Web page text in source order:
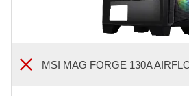
MSI MAG FORGE 130A